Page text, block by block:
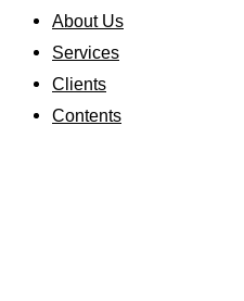
About Us
Services
Clients
Contents